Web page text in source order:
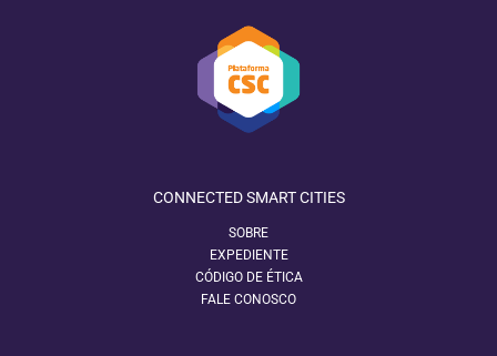
CONNECTED SMART CITIES
SOBRE
EXPEDIENTE
CÓDIGO DE ÉTICA
FALE CONOSCO